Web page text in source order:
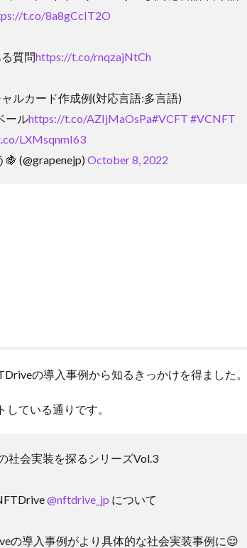
t.co/8a8gCcIT2O
質問https://t.co/rnqzajNtCh
ルカード作成例(対応言語:多言語)
ールhttps://t.co/AZIjMaOsPa#VCFT #VCNFT
LXMsqnmI63
🍇 (@grapenejp)October 8, 2022
の導入事例から知るきっかけを得ました。
ている通りです。
社会実装を探るシリーズVol.3
@nftdrive_jp について
の導入事例がより具体的な社会実装事例に😌